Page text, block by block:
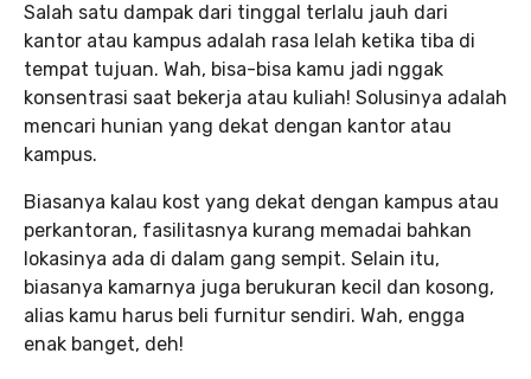
Salah satu dampak dari tinggal terlalu jauh dari
kantor atau kampus adalah rasa lelah ketika tiba di
tempat tujuan. Wah, bisa-bisa kamu jadi nggak
konsentrasi saat bekerja atau kuliah! Solusinya adalah
mencari hunian yang dekat dengan kantor atau
kampus.
Biasanya kalau kost yang dekat dengan kampus atau
perkantoran, fasilitasnya kurang memadai bahkan
lokasinya ada di dalam gang sempit. Selain itu,
biasanya kamarnya juga berukuran kecil dan kosong,
alias kamu harus beli furnitur sendiri. Wah, engga
enak banget, deh!